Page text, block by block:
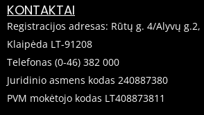
KONTAKTAI
Registracijos adresas: Rūtų g. 4/Alyvų g.2,
Klaipėda LT-91208
Telefonas (0-46) 382 000
Juridinio asmens kodas 240887380
PVM mokėtojo kodas LT408873811